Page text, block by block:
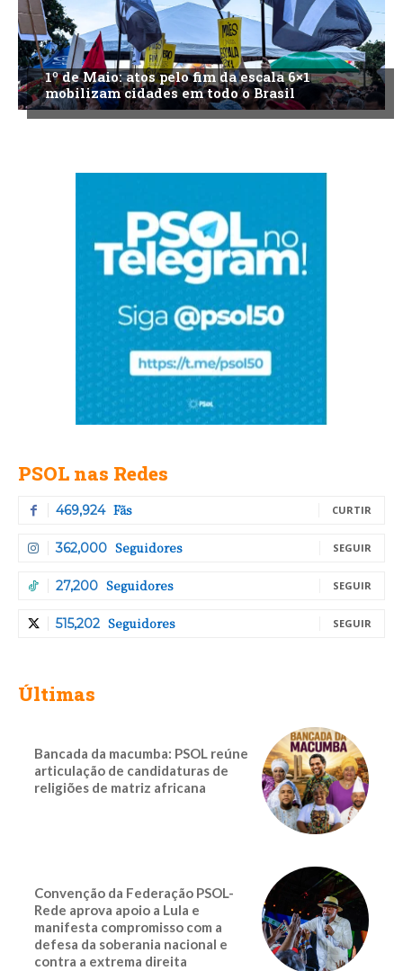
1º de Maio: atos pelo fim da escala 6×1
mobilizam cidades em todo o Brasil
PSOL nas Redes
469,924 Fãs CURTIR
362,000 Seguidores SEGUIR
27,200 Seguidores SEGUIR
515,202 Seguidores SEGUIR
Últimas
Bancada da macumba: PSOL reúne
articulação de candidaturas de
religiões de matriz africana
Convenção da Federação PSOL-
Rede aprova apoio a Lula e
manifesta compromisso com a
defesa da soberania nacional e
contra a extrema direita